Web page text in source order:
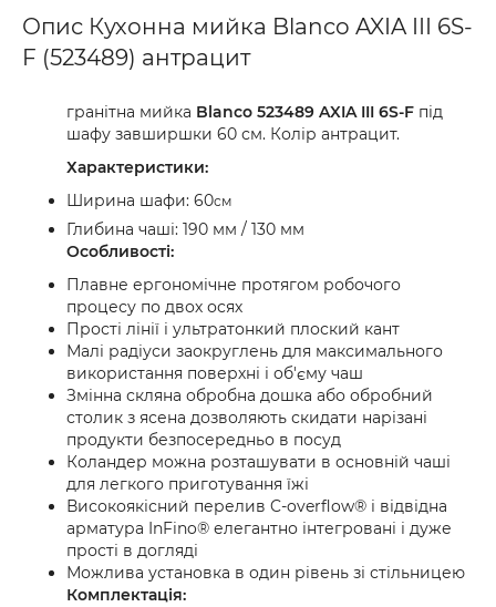
Опис Кухонна мийка Blanco AXIA III 6S-
F (523489) антрацит
гранітна мийка Blanco 523489 AXIA III 6S-F під
шафу завширшки 60 см. Колір антрацит.
Характеристики:
Ширина шафи: 60см
Глибина чаші: 190 мм / 130 мм
Особливості:
Плавне ергономічне протягом робочого
процесу по двох осях
Прості лінії і ультратонкий плоский кант
Малі радіуси заокруглень для максимального
використання поверхні і об'єму чаш
Змінна скляна обробна дошка або обробний
столик з ясена дозволяють скидати нарізані
продукти безпосередньо в посуд
Коландер можна розташувати в основній чаші
для легкого приготування їжі
Високоякісний перелив C-overflow® і відвідна
арматура InFino® елегантно інтегровані і дуже
прості в догляді
Можлива установка в один рівень зі стільницею
Комплектація: